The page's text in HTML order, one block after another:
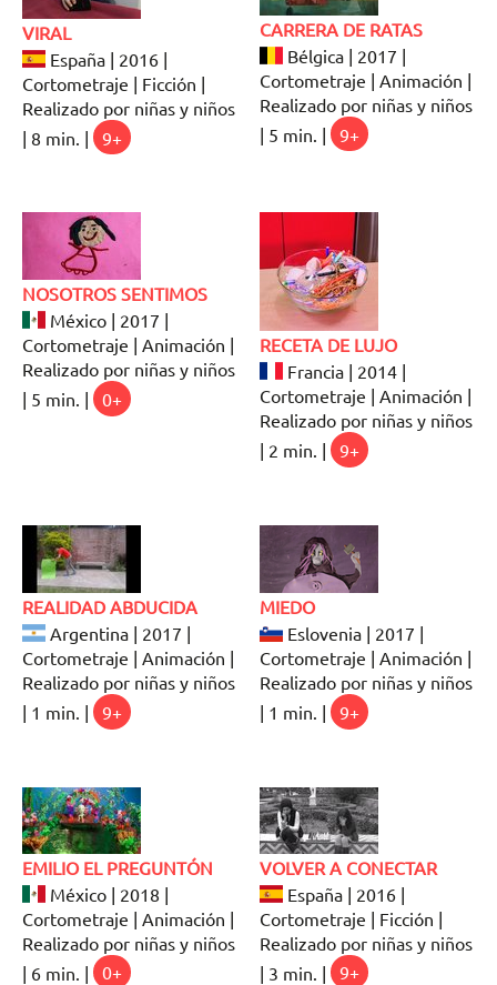
VIRAL
España | 2016 |
Cortometraje | Ficción |
Realizado por niñas y niños
| 8 min. |
9+
CARRERA DE RATAS
Bélgica | 2017 |
Cortometraje | Animación |
Realizado por niñas y niños
| 5 min. |
9+
NOSOTROS SENTIMOS
México | 2017 |
Cortometraje | Animación |
Realizado por niñas y niños
| 5 min. |
0+
RECETA DE LUJO
Francia | 2014 |
Cortometraje | Animación |
Realizado por niñas y niños
| 2 min. |
9+
REALIDAD ABDUCIDA
Argentina | 2017 |
Cortometraje | Animación |
Realizado por niñas y niños
| 1 min. |
9+
MIEDO
Eslovenia | 2017 |
Cortometraje | Animación |
Realizado por niñas y niños
| 1 min. |
9+
EMILIO EL PREGUNTÓN
México | 2018 |
Cortometraje | Animación |
Realizado por niñas y niños
| 6 min. |
0+
VOLVER A CONECTAR
España | 2016 |
Cortometraje | Ficción |
Realizado por niñas y niños
| 3 min. |
9+